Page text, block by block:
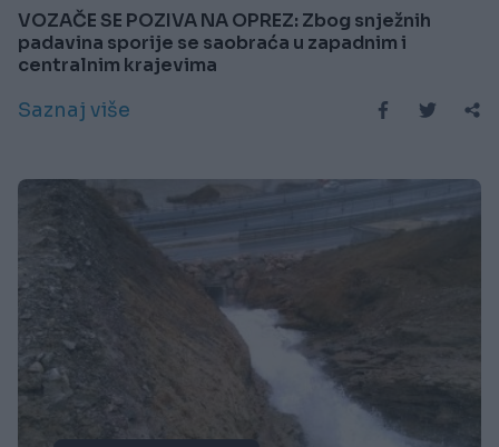
VOZAČE SE POZIVA NA OPREZ: Zbog snježnih
padavina sporije se saobraća u zapadnim i
centralnim krajevima
Saznaj više